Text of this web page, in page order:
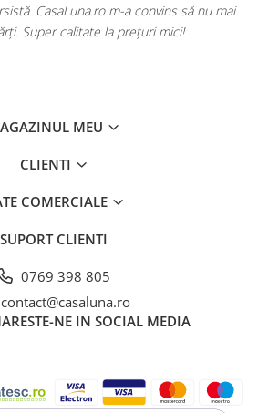
CasaLuna.ro m-a convins să nu mai
Super calitate la prețuri mici!
MEU
CLIENTI
COMERCIALE
SUPORT CLIENTI
0769 398 805
contact@casaluna.ro
NE IN SOCIAL MEDIA